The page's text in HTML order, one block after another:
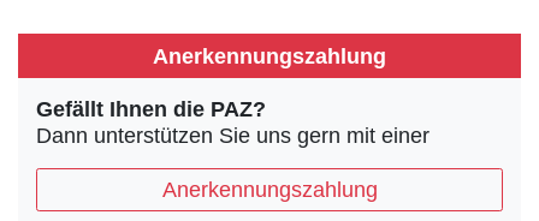
Anerkennungszahlung
Gefällt Ihnen die PAZ?
Dann unterstützen Sie uns gern mit einer
Anerkennungszahlung